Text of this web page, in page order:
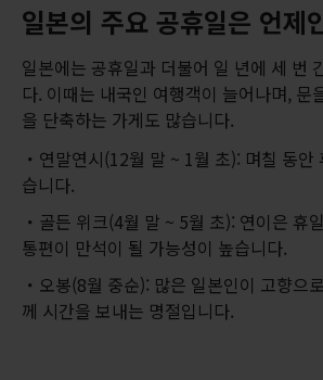
일본의 주요 공휴일은 언제
일본에는 공휴일과 더불어 일 년에 세 번
다. 이때는 내국인 여행객이 늘어나며, 문
을 단축하는 가게도 많습니다.
연말연시(12월 말 ~ 1월 초): 며칠 동안
습니다.
골든 위크(4월 말 ~ 5월 초): 연이은 휴
통편이 만석이 될 가능성이 높습니다.
오봉(8월 중순): 많은 일본인이 고향으
께 시간을 보내는 명절입니다.